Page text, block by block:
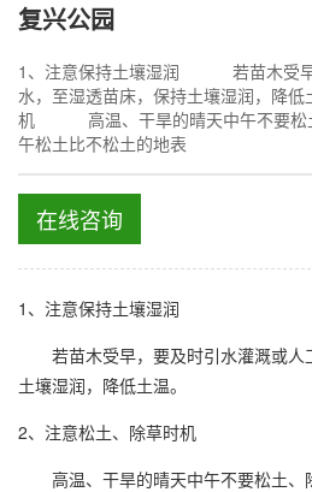
复兴公园
1、注意保持土壤湿润 若苗木受早
水，至湿透苗床，保持土壤湿润，降
机 高温、干旱的晴天中午不要松土
午松土比不松土的地表
在线咨询
1、注意保持土壤湿润
若苗木受早，要及时引水灌溉或人
土壤湿润，降低土温。
2、注意松土、除草时机
高温、干旱的晴天中午不要松土、